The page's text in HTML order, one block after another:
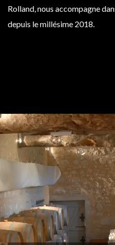
Rolland, nous accompagne
depuis le millésime 2018.